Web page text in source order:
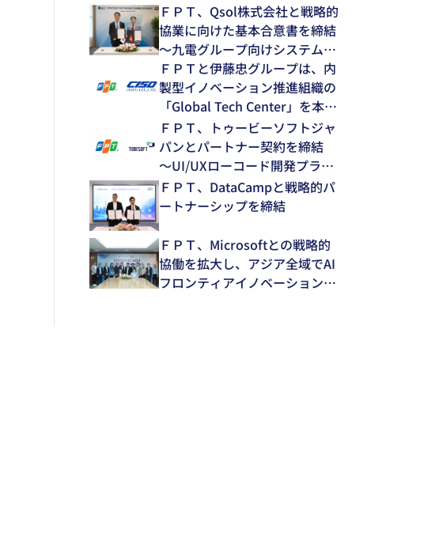
ＦＰＴ、Qsol株式会社と戦略的
協業に向けた基本合意書を締結
～九電グループ向けシステム開
発・運用保守領域で中長期的な
協業を推進～
ＦＰＴと伊藤忠グループは、内
製型イノベーション推進組織の
「Global Tech Center」を本格
始動
ＦＰＴ、トゥービーソフトジャ
パンとパートナー契約を締結
～UI/UXローコード開発プラッ
トフォーム「NEXACRO」の技
術支援体制を強化～
ＦＰＴ、DataCampと戦略的パ
ートナーシップを締結
ＦＰＴ、Microsoftとの戦略的
協働を拡大し、アジア全域でAI
フロンティアイノベーションを